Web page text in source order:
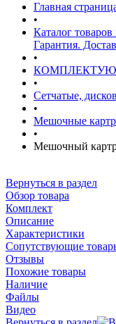
Главная
•
Каталог
Гарантия.
•
•
Сетчатые,
•
Мешочные
•
Мешочный
Вернуться в раздел
Обзор товара
Комплект
Описание
Характеристики
Сопутствующие
Отзывы
Похожие товары
Наличие
Файлы
Видео